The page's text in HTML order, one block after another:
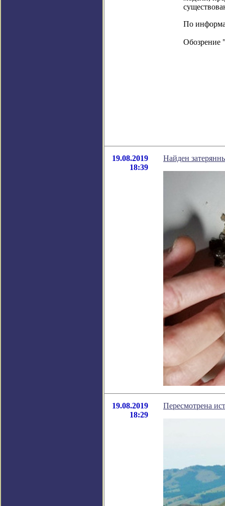
По
Обозрение
19.08.2019
18:39
Найден
19.08.2019
18:29
Пересмотрена